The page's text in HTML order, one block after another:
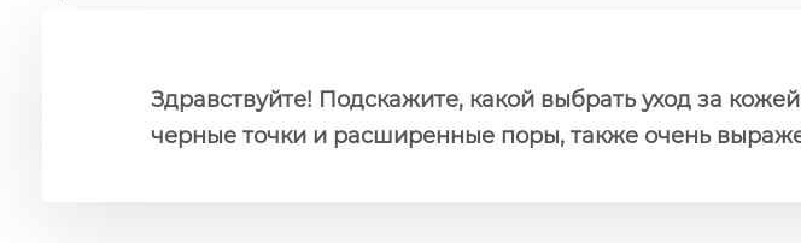
Здравствуйте! Подскажите, какой выбрать уход за
черные точки и расширенные поры, также очень